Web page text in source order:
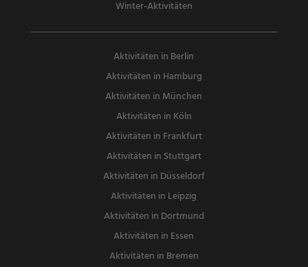
Winter-Aktivitäten
Aktivitäten in Berlin
Aktivitäten in Hamburg
Aktivitäten in München
Aktivitäten in Köln
Aktivitäten in Frankfurt
Aktivitäten in Stuttgart
Aktivitäten in Düsseldorf
Aktivitäten in Leipzig
Aktivitäten in Dortmund
Aktivitäten in Essen
Aktivitäten in Bremen